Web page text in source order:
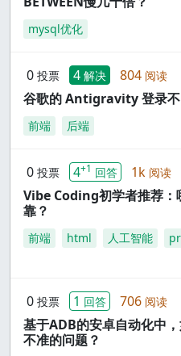
mysql优化
0 投票 4 解决 804 阅读
谷歌的 Antigravity 登录不
前端 后端
0 投票 4+1 回答 1k 阅读
Vibe Coding初学者推荐：
靠？
前端 html 人工智能
0 投票 1 回答 706 阅读
基于ADB的安卓自动化中
不准的问题？